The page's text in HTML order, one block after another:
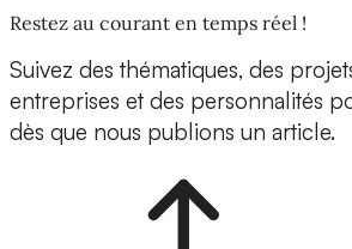
Restez au courant en temps réel !
Suivez des thématiques, des
entreprises et des personnalités
dès que nous publions un article.